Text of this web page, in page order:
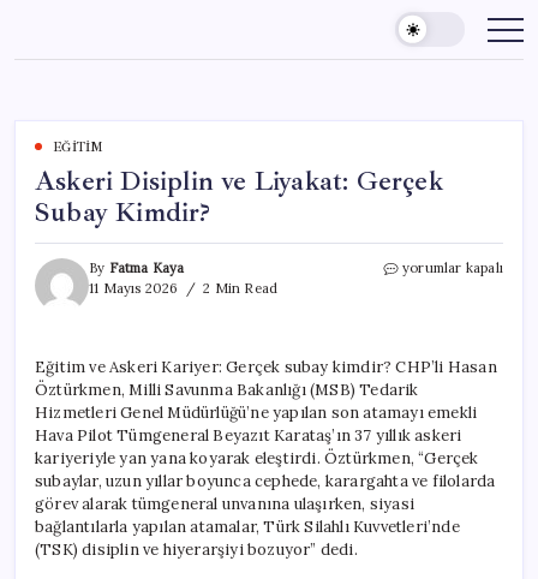
content
EĞITIM
Askeri Disiplin ve Liyakat: Gerçek
Subay Kimdir?
By Fatma Kaya
11 Mayıs 2026
2 Min Read
Askeri
Subay
Kimdir?
için
yorumlar kapalı
Eğitim ve Askeri Kariyer: Gerçek subay kimdir? CHP’li Hasan
Öztürkmen, Milli Savunma Bakanlığı (MSB) Tedarik
Hizmetleri Genel Müdürlüğü’ne yapılan son atamayı emekli
Hava Pilot Tümgeneral Beyazıt Karataş’ın 37 yıllık askeri
kariyeriyle yan yana koyarak eleştirdi. Öztürkmen, “Gerçek
subaylar, uzun yıllar boyunca cephede, karargahta ve filolarda
görev alarak tümgeneral unvanına ulaşırken, siyasi
bağlantılarla yapılan atamalar, Türk Silahlı Kuvvetleri’nde
(TSK) disiplin ve hiyerarşiyi bozuyor” dedi.